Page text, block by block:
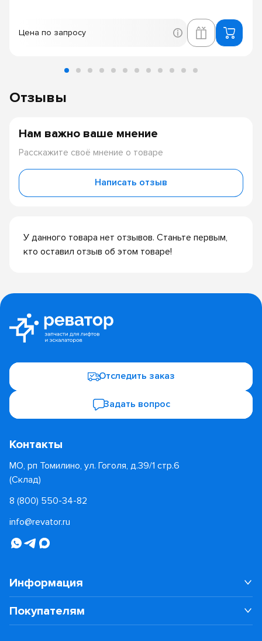
Цена по запросу
Отзывы
У данного товара нет отзывов. Станьте первым,
кто оставил отзыв об этом товаре!
Нам важно ваше мнение
Расскажите своё мнение о товаре
Написать отзыв
Отследить заказ
Задать вопрос
Контакты
МО, рп Томилино, ул. Гоголя, д.39/1 стр.6
(Склад)
8 (800) 550-34-82
info@revator.ru
Информация
Покупателям